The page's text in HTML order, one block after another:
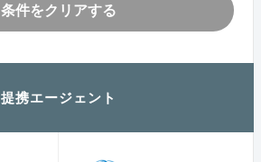
条件をクリアする
提携エージェント